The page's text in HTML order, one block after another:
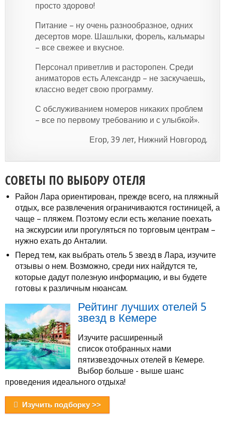
просто здорово!
Питание – ну очень разнообразное, одних
десертов море. Шашлыки, форель, кальмары
– все свежее и вкусное.
Персонал приветлив и расторопен. Среди
аниматоров есть Александр – не заскучаешь,
классно ведет свою программу.
С обслуживанием номеров никаких проблем
– все по первому требованию и с улыбкой».
Егор, 39 лет, Нижний Новгород.
СОВЕТЫ ПО ВЫБОРУ ОТЕЛЯ
Район Лара ориентирован, прежде всего, на пляжный
отдых, все развлечения ограничиваются гостиницей, а
чаще – пляжем. Поэтому если есть желание поехать
на экскурсии или прогуляться по торговым центрам –
нужно ехать до Анталии.
Перед тем, как выбрать отель 5 звезд в Лара, изучите
отзывы о нем. Возможно, среди них найдутся те,
которые дадут полезную информацию, и вы будете
готовы к различным нюансам.
Рейтинг лучших отелей 5
звезд в Кемере
Изучите расширенный
список отобранных нами
пятизвездочных отелей в Кемере.
Выбор больше - выше шанс
проведения идеального отдыха!
Изучить подборку >>